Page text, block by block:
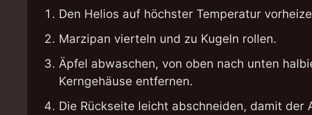
Den Helios auf höchster Temperatur
Marzipan vierteln und zu Kugeln rollen.
Äpfel abwaschen, von oben nach unten
Kerngehäuse entfernen.
Die Rückseite leicht abschneiden, damit der